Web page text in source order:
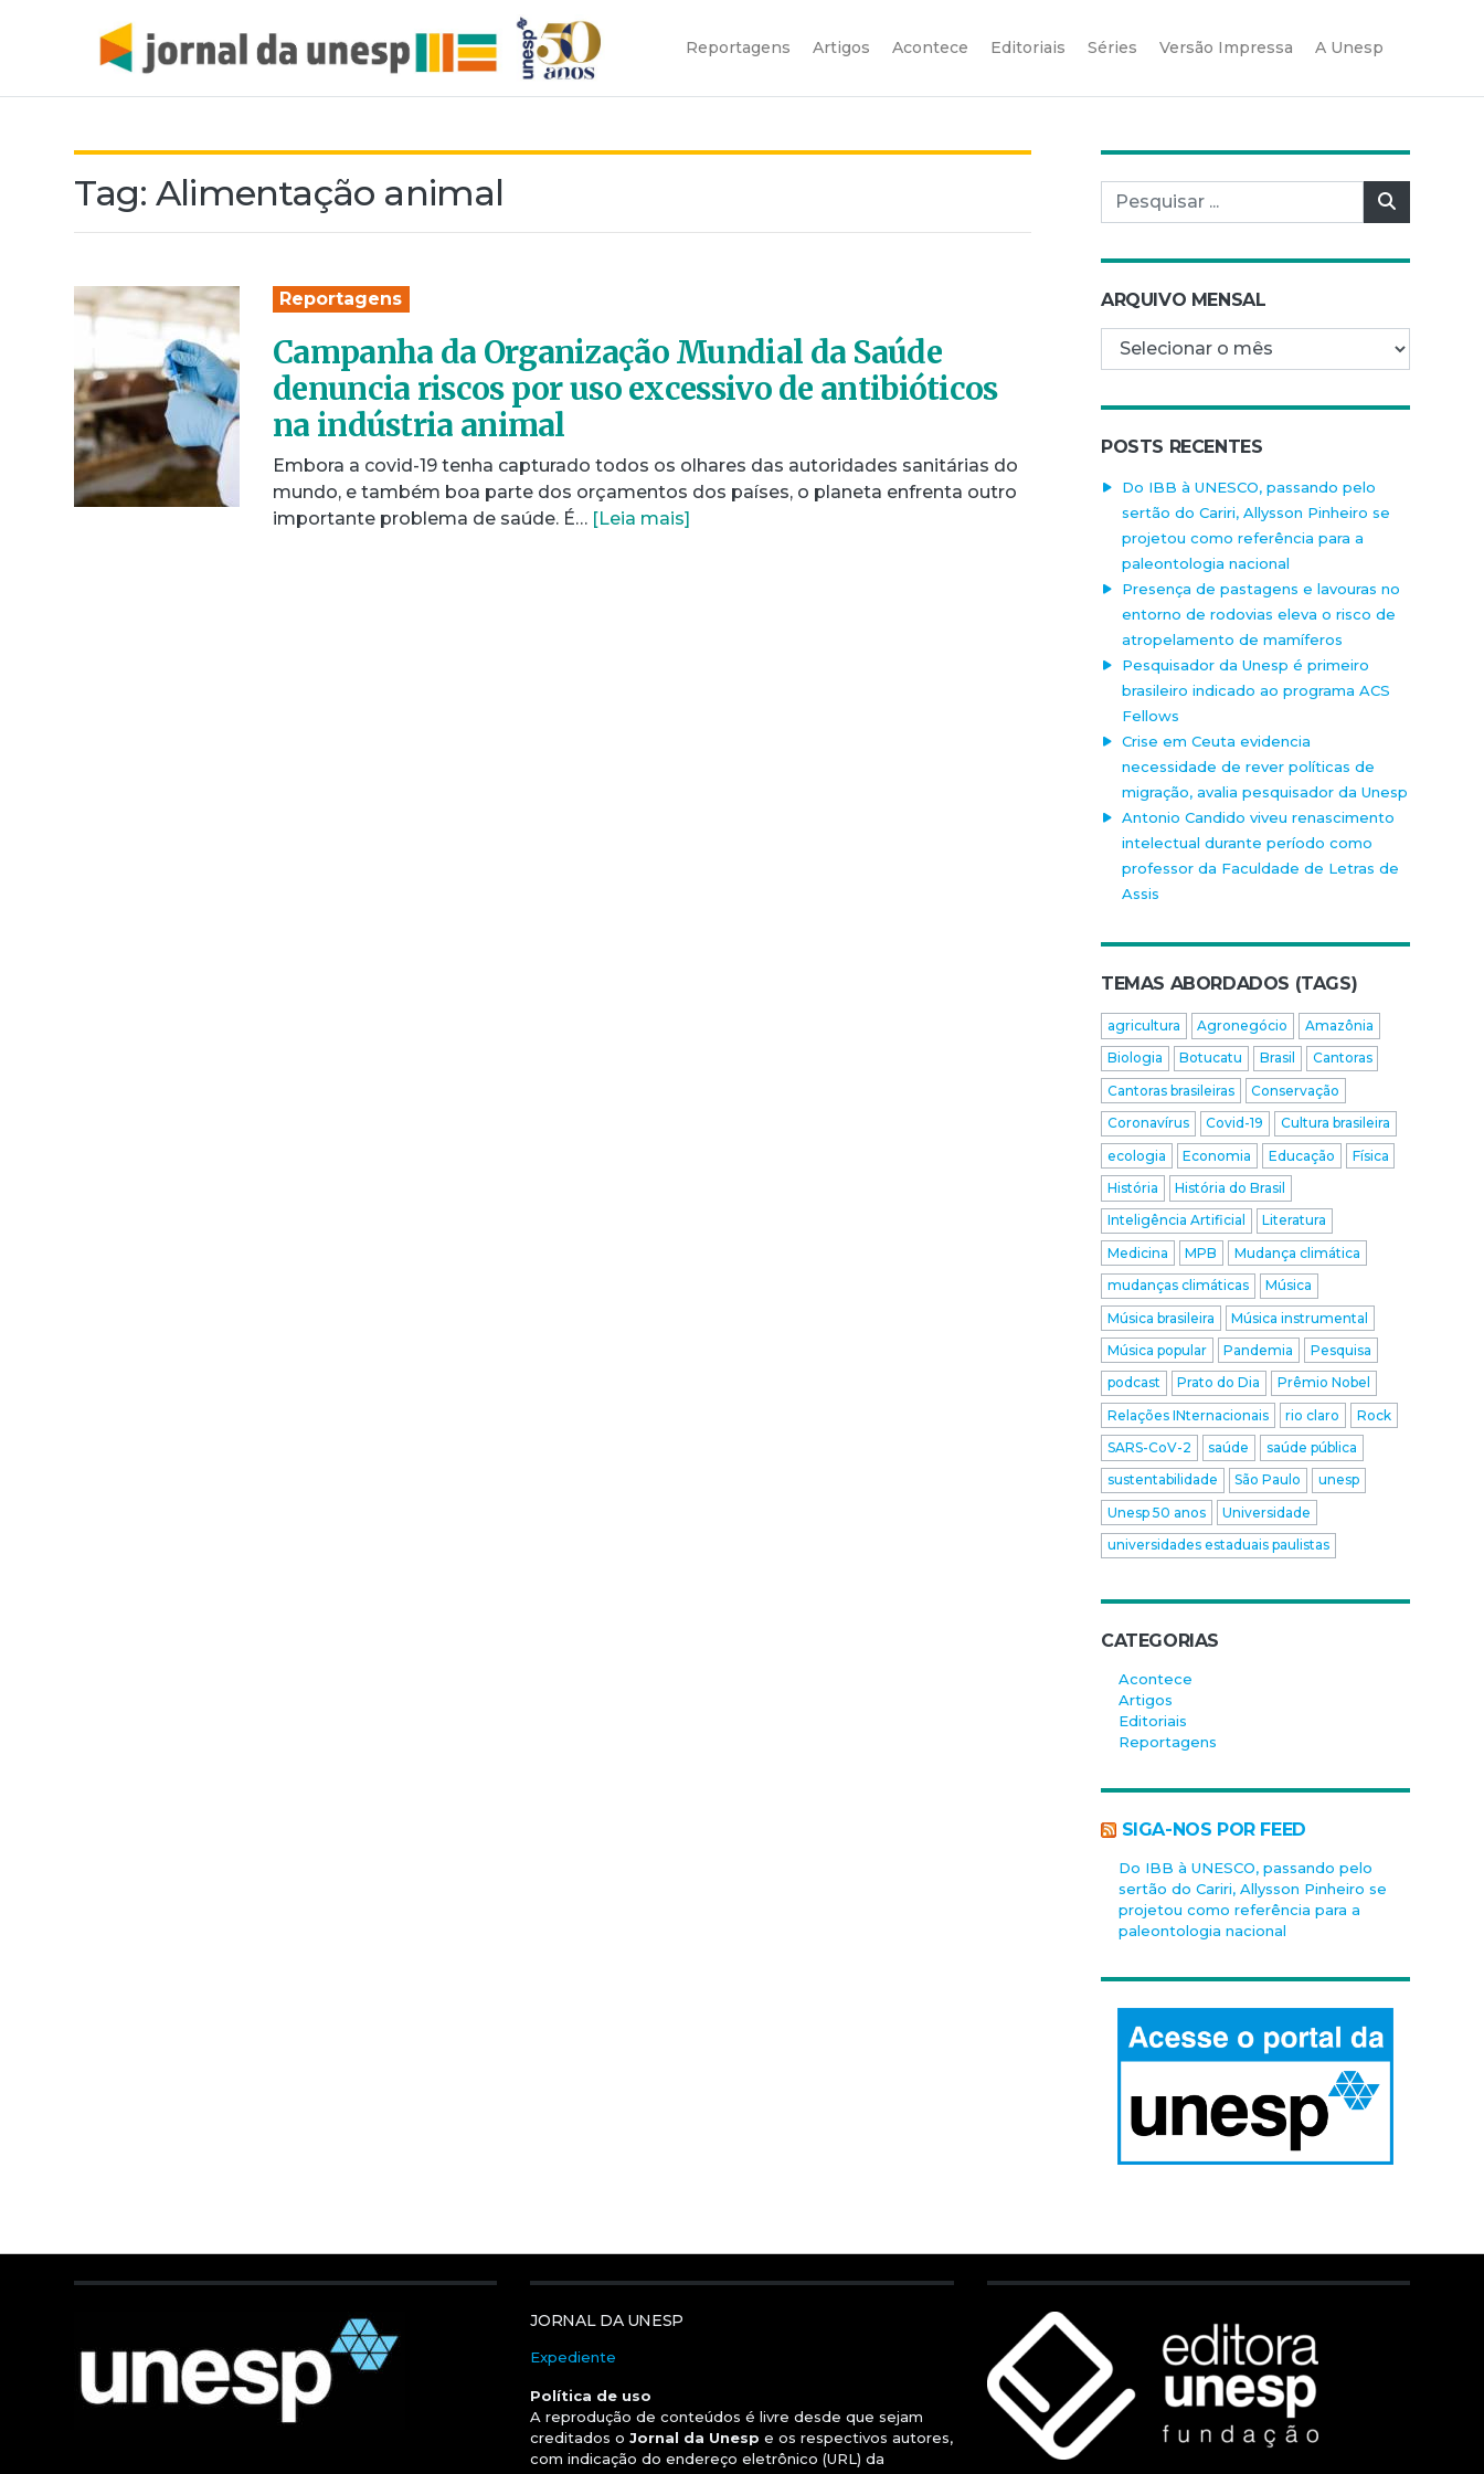
Reportagens Artigos Acontece Editoriais Séries Versão Impressa A Unesp
Tag: Alimentação animal
Reportagens
Campanha da Organização Mundial da Saúde
denuncia riscos por uso excessivo de antibióticos
na indústria animal
Embora a covid-19 tenha capturado todos os olhares das autoridades sanitárias do
mundo, e também boa parte dos orçamentos dos países, o planeta enfrenta outro
importante problema de saúde. É… [Leia mais]
Pesquisar por:
ARQUIVO MENSAL
Arquivo mensal
POSTS RECENTES
Do IBB à UNESCO, passando pelo
sertão do Cariri, Allysson Pinheiro se
projetou como referência para a
paleontologia nacional
Presença de pastagens e lavouras no
entorno de rodovias eleva o risco de
atropelamento de mamíferos
Pesquisador da Unesp é primeiro
brasileiro indicado ao programa ACS
Fellows
Crise em Ceuta evidencia
necessidade de rever políticas de
migração, avalia pesquisador da Unesp
Antonio Candido viveu renascimento
intelectual durante período como
professor da Faculdade de Letras de
Assis
TEMAS ABORDADOS (TAGS)
agricultura Agronegócio
Amazônia
Biologia
Botucatu Brasil
Cantoras
Cantoras brasileiras
Conservação
Coronavírus
Covid-19
Cultura brasileira
ecologia
Economia Educação
Física
História
História do Brasil
Inteligência Artificial
Literatura
Medicina
MPB
Mudança climática
mudanças climáticas
Música
Música brasileira
Música instrumental
Música popular
Pandemia
Pesquisa
podcast
Prato do Dia
Prêmio Nobel
Relações INternacionais
rio claro
Rock
SARS-CoV-2
saúde
saúde pública
sustentabilidade
São Paulo
unesp
Unesp 50 anos
Universidade
universidades estaduais paulistas
CATEGORIAS
Acontece
Artigos
Editoriais
Reportagens
SIGA-NOS POR FEED
Do IBB à UNESCO, passando pelo
sertão do Cariri, Allysson Pinheiro se
projetou como referência para a
paleontologia nacional
JORNAL DA UNESP
Expediente
Política de uso
A reprodução de conteúdos é livre desde que sejam
creditados oJornal da Unesp e os respectivos autores,
com indicação do endereço eletrônico (URL) da